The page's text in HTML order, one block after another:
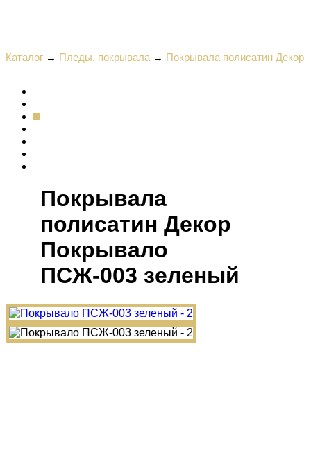
Каталог → Пледы, покрывала → Покрывала полисатин Декор
Покрывала
полисатин Декор
Покрывало
ПСЖ-003 зеленый